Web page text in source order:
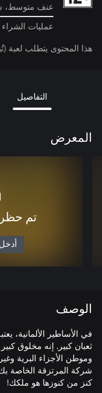
عنف متوسط،
عمليات الشراء
هذا المحتوى يتطلب لعبة
التفاصيل
المعرض
تم
الوصف
ثعبان كبير. إنه مخلوق